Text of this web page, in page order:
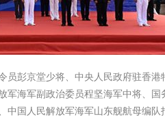
彭京堂少将、中央人民政府驻香
海军副政治委员程坚海军中将、
国人民解放军海军山东舰航母编队